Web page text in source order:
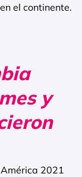
el continente.
y
2021